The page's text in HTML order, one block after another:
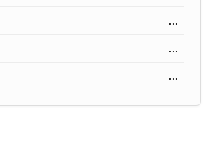
...
...
...